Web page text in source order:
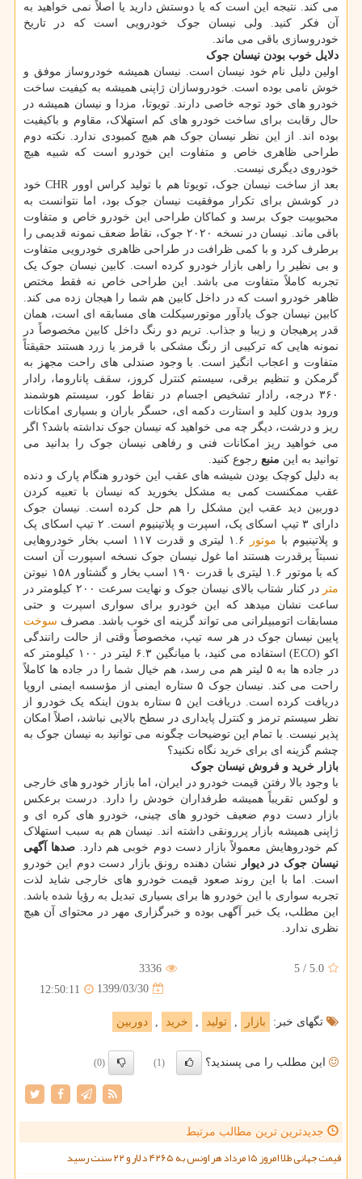
می کند. نتیجه این است که یا دوستش دارید یا اصلاً نمی خواهید به
آن فکر کنید. ولی نیسان جوک خودرویی است که در تاریخ
خودروسازی باقی می ماند.
دلایل خوب بودن نیسان جوک
اولین دلیل نام خود نیسان است. نیسان همیشه خودروساز موفق و
خوش نامی بوده است. خودروسازان ژاپنی همیشه به کیفیت ساخت
خودرو های خود توجه خاصی دارند. تویوتا، مزدا و نیسان همیشه در
حال رقابت برای ساخت خودرو های کم استهلاک، مقاوم و باکیفیت
بوده اند. از این نظر نیسان جوک هم هیچ کمبودی ندارد. نکته دوم
طراحی ظاهری خاص و متفاوت این خودرو است که شبیه هیچ
خودروی دیگری نیست.
بعد از ساخت نیسان جوک، تویوتا هم با تولید کراس اوور CHR خود
در کوشش برای تکرار موفقیت نیسان جوک بود، اما نتوانست به
محبوبیت جوک برسد و کماکان طراحی این خودرو خاص و متفاوت
باقی ماند. نیسان در نسخه ۲۰۲۰ جوک، نقاط ضعف نمونه قدیمی را
برطرف کرد و با کمی ظرافت در طراحی ظاهری خودرویی متفاوت
و بی نظیر را راهی بازار خودرو کرده است. کابین نیسان جوک یک
تجربه کاملاً متفاوت می باشد. این طراحی خاص نه فقط مختص
ظاهر خودرو است که در داخل کابین هم شما را هیجان زده می کند.
کابین نیسان جوک یادآور موتورسیکلت های مسابقه ای است، همان
قدر پرهیجان و زیبا و جذاب. تریم دو رنگ داخل کابین مخصوصاً در
نمونه هایی که ترکیبی از رنگ مشکی با قرمز یا زرد هستند حقیقتاً
متفاوت و اعجاب انگیز است. با وجود صندلی های راحت مجهز به
گرمکن و تنظیم برقی، سیستم کنترل کروز، سقف پاناروما، رادار
۳۶۰ درجه، رادار تشخیص اجسام در نقاط کور، سیستم هوشمند
ورود بدون کلید و استارت دکمه ای، حسگر باران و بسیاری امکانات
ریز و درشت، دیگر چه می خواهید که نیسان جوک نداشته باشد؟ اگر
می خواهید ریز امکانات فنی و رفاهی نیسان جوک را بدانید می
توانید به این منبع رجوع کنید.
به دلیل کوچک بودن شیشه های عقب این خودرو هنگام پارک و دنده
عقب ممکنست کمی به مشکل بخورید که نیسان با تعبیه کردن
دوربین دید عقب این مشکل را هم حل کرده است. نیسان جوک
دارای ۳ تیپ اسکای پک، اسپرت و پلاتینیوم است. ۲ تیپ اسکای پک
و پلاتینیوم با موتور
۱.۶ لیتری و قدرت ۱۱۷ اسب بخار خودروهایی
نسبتاً پرقدرت هستند اما غول نیسان جوک نسخه اسپورت آن است
که با موتور ۱.۶ لیتری با قدرت ۱۹۰ اسب بخار و گشتاور ۱۵۸ نیوتن
متر
در کنار شتاب بالای نیسان جوک و نهایت سرعت ۲۰۰ کیلومتر در
ساعت نشان میدهد که این خودرو برای سواری اسپرت و حتی
مسابقات اتومبیلرانی می تواند گزینه ای خوب باشد. مصرف سوخت
پایین نیسان جوک در هر سه تیپ، مخصوصاً وقتی از حالت رانندگی
اکو (ECO) استفاده می کنید، با میانگین ۶.۳ لیتر در ۱۰۰ کیلومتر که
در جاده ها به ۵ لیتر هم می رسد، هم خیال شما را در جاده ها کاملاً
راحت می کند. نیسان جوک ۵ ستاره ایمنی از مؤسسه ایمنی اروپا
دریافت کرده است. دریافت این ۵ ستاره بدون اینکه یک خودرو از
نظر سیستم ترمز و کنترل پایداری در سطح بالایی نباشد، اصلاً امکان
پذیر نیست. با تمام این توضیحات چگونه می توانید به نیسان جوک به
چشم گزینه ای برای خرید نگاه نکنید؟
بازار خرید و فروش نیسان جوک
با وجود بالا رفتن قیمت خودرو در ایران، اما بازار خودرو های خارجی
و لوکس تقریباً همیشه طرفداران خودش را دارد. درست برعکس
بازار دست دوم ضعیف خودرو های چینی، خودرو های کره ای و
ژاپنی همیشه بازار پررونقی داشته اند. نیسان هم به سبب استهلاک
کم خودروهایش معمولاً بازار دست دوم خوبی هم دارد. صدها آگهی
نیسان جوک در دیوار
نشان دهنده رونق بازار دست دوم این خودرو
است. اما با این روند صعود قیمت خودرو های خارجی شاید لذت
تجربه سواری با این خودرو ها برای بسیاری تبدیل به رؤیا شده باشد.
این مطلب، یک خبر آگهی بوده و خبرگزاری مهر در محتوای آن هیچ
نظری ندارد.
5.0
/
5
3336
1399/03/30
12:50:11
تگهای خبر: بازار , تولید , خرید , دوربین
این مطلب را می پسندید؟ (1)
(0)
جدیدترین ترین مطالب مرتبط
قیمت جهانی طلا امروز ۱۵ مرداد هر اونس به ۴۲۶۵ دلار و ۲۲ سنت رسید